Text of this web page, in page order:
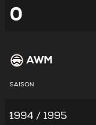
0
AWM
SAISON
1994 / 1995